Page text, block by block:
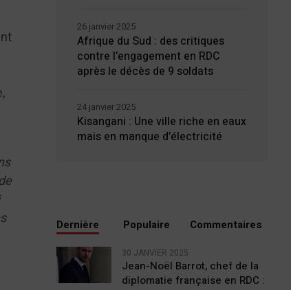
Afrique du Sud : des critiques
contre l’engagement en RDC
après le décès de 9 soldats
26 janvier 2025
Kisangani : Une ville riche en eaux
mais en manque d’électricité
24 janvier 2025
Dernière Populaire Commentaires
30 JANVIER 2025
Jean-Noël Barrot, chef de la
diplomatie française en RDC :